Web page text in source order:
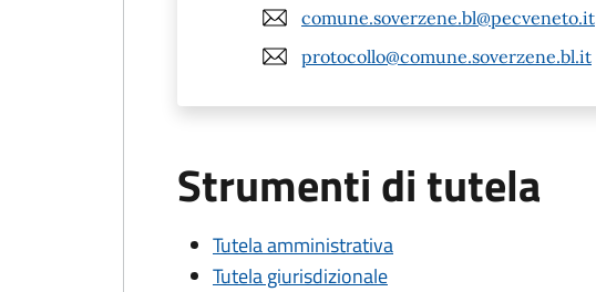
comune.soverzene.bl@pecveneto.it
protocollo@comune.soverzene.bl.it
Strumenti di tutela
Tutela amministrativa
Tutela giurisdizionale